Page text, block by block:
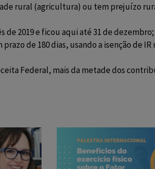
rural (agricultura) ou tem prejuízo
de 2019 e ficou aqui até 31 de dezembro;
de 180 dias, usando a isenção de
Federal, mais da metade dos